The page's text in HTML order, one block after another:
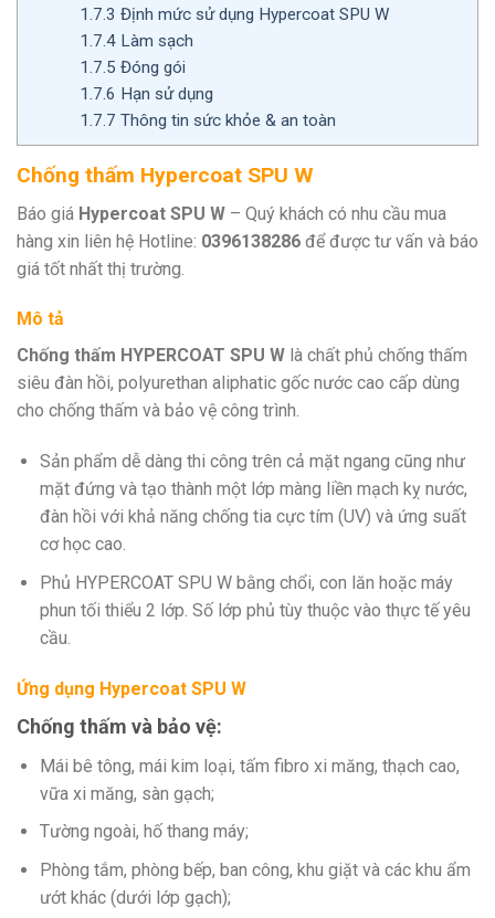
1.7.3 Định mức sử dụng Hypercoat SPU W
1.7.4Làm sạch
1.7.5 Đóng gói
1.7.6 Hạn sử dụng
1.7.7 Thông tin sức khỏe & an toàn
Chống thấm Hypercoat SPU W
Báo giá Hypercoat SPU W – Quý khách có nhu cầu mua
hàng xin liên hệ Hotline: 0396138286 để được tư vấn và báo
giá tốt nhất thị trường.
Mô tả
Chống thấm HYPERCOAT SPU W là chất phủ chống thấm
siêu đàn hồi, polyurethan aliphatic gốc nước cao cấp dùng
cho chống thấm và bảo vệ công trình.
Sản phẩm dễ dàng thi công trên cả mặt ngang cũng như
mặt đứng và tạo thành một lớp màng liền mạch kỵ nước,
đàn hồi với khả năng chống tia cực tím (UV) và ứng suất
cơ học cao.
Phủ HYPERCOAT SPU W bằng chổi, con lăn hoặc máy
phun tối thiểu 2 lớp. Số lớp phủ tùy thuộc vào thực tế yêu
cầu.
Ứng dụng Hypercoat SPU W
Chống thấm và bảo vệ:
Mái bê tông, mái kim loại, tấm fibro xi măng, thạch cao,
vữa xi măng, sàn gạch;
Tường ngoài, hố thang máy;
Phòng tắm, phòng bếp, ban công, khu giặt và các khu ẩm
ướt khác (dưới lớp gạch);